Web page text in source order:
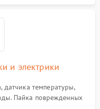
и электрики
температуры,
Пайка поврежденных